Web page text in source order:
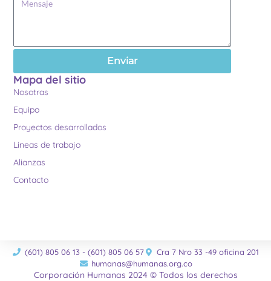
Enviar
Mapa del sitio
Nosotras
Equipo
Proyectos desarrollados
Lineas de trabajo
Alianzas
Contacto
(601) 805 06 13 - (601) 805 06 57
Cra 7 Nro 33 -49 oficina 201
humanas@humanas.org.co
Corporación Humanas 2024 © Todos los derechos